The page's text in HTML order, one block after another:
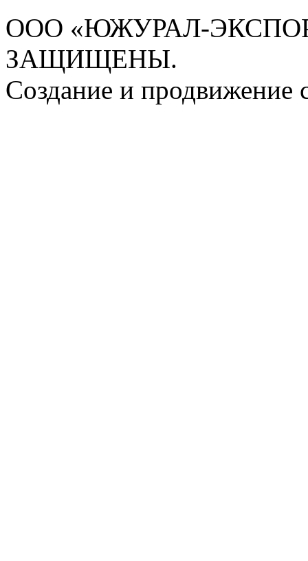
ООО «ЮЖУРАЛ-
ЗАЩИЩЕНЫ.
Создание и продвижение